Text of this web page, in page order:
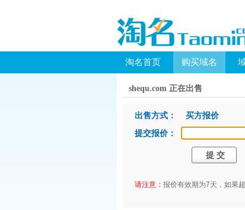
淘名首页 购买域名
shequ.com 正在出售
出售方式： 买方报价
提交报价：
请注意： 报价有效期为7天，如果